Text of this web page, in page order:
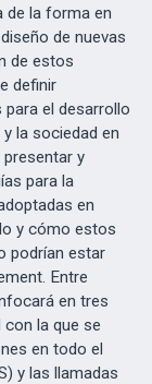
de la forma en
de nuevas
de estos
definir
el desarrollo
la sociedad en
y
para la
en
y cómo estos
podrían estar
Entre
en tres
la que se
en todo el
y las llamadas